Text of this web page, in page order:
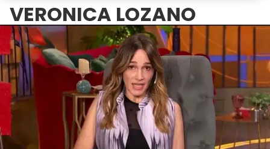
VERONICA LOZANO